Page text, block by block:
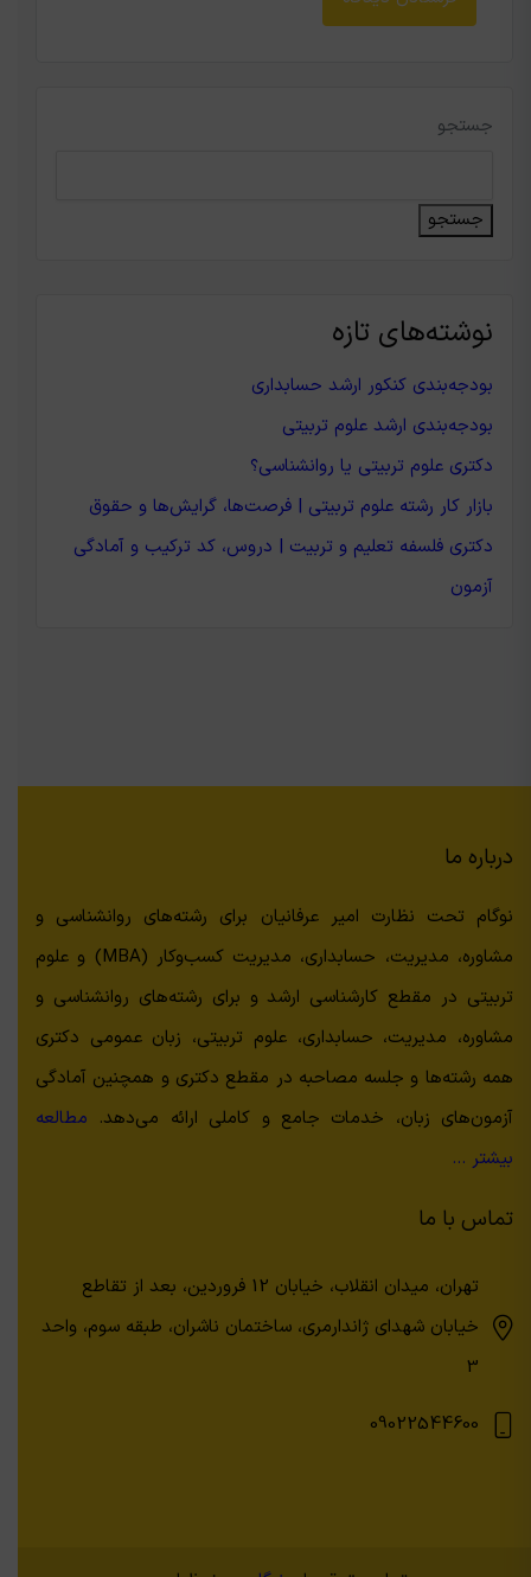
جستجو
جستجو
نوشته‌های تازه
بودجه‌بندی کنکور ارشد حسابداری
بودجه‌بندی ارشد علوم تربیتی
دکتری علوم تربیتی یا روانشناسی؟
بازار کار رشته علوم تربیتی | فرصت‌ها، گرایش‌ها و حقوق
دکتری فلسفه تعلیم و تربیت | دروس، کد ترکیب و آمادگی
آزمون
درباره ما
نوگام تحت نظارت امیر عرفانیان برای رشته‌های روانشناسی و
مشاوره، مدیریت، حسابداری، مدیریت کسب‌وکار (MBA) و علوم
تربیتی در مقطع کارشناسی ارشد و برای رشته‌های روانشناسی و
مشاوره، مدیریت، حسابداری، علوم تربیتی، زبان عمومی دکتری
همه رشته‌ها و جلسه مصاحبه در مقطع دکتری و همچنین آمادگی
آزمون‌های زبان، خدمات جامع و کاملی ارائه می‌دهد. مطالعه
بیشتر …
تماس با ما
تهران، میدان انقلاب، خیابان 12 فروردین، بعد از تقاطع
خیابان شهدای ژاندارمری، ساختمان ناشران، طبقه سوم، واحد
3
09022544600